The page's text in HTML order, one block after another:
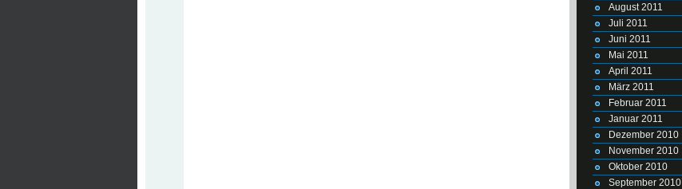
August 2011
Juli 2011
Juni 2011
Mai 2011
April 2011
März 2011
Februar 2011
Januar 2011
Dezember 2010
November 2010
Oktober 2010
September 2010